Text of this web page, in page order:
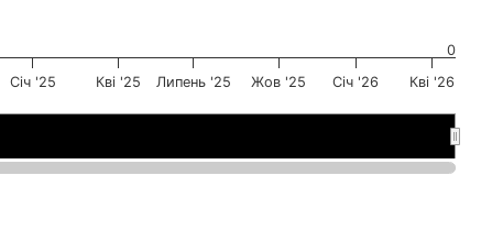
Січ '25 Кві '25 Липень '25 Жов '25 Січ '26 Кві '26
0